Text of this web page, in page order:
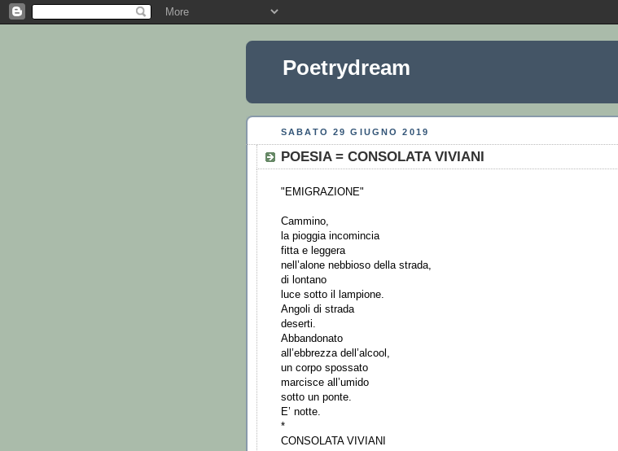
Poetrydream
SABATO 29 GIUGNO 2019
POESIA = CONSOLATA VIVIANI
"EMIGRAZIONE"
Cammino,
la pioggia incomincia
fitta e leggera
nell’alone nebbioso della strada,
di lontano
luce sotto il lampione.
Angoli di strada
deserti.
Abbandonato
all’ebbrezza dell’alcool,
un corpo spossato
marcisce all’umido
sotto un ponte.
E’ notte.
*
CONSOLATA VIVIANI